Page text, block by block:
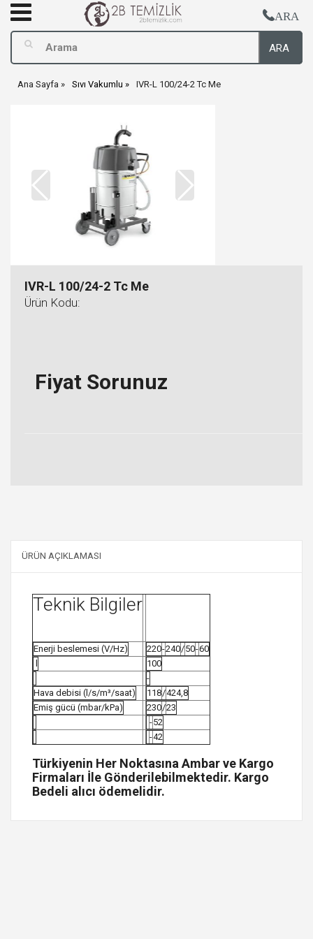
ARA
ARA
Ana Sayfa Sıvı Vakumlu IVR-L 100/24-2 Tc Me
IVR-L 100/24-2 Tc Me
Ürün Kodu:
Fiyat Sorunuz
ÜRÜN AÇIKLAMASI
Teknik Bilgiler
Enerji beslemesi (V/Hz) 220-240/50-60
100
-
Hava debisi (l/s/m³/saat)
118/424,8
Emiş gücü (mbar/kPa)
230/23
-52
-42
Türkiyenin Her Noktasına Ambar ve Kargo
Firmaları İle Gönderilebilmektedir. Kargo
Bedeli alıcı ödemelidir.